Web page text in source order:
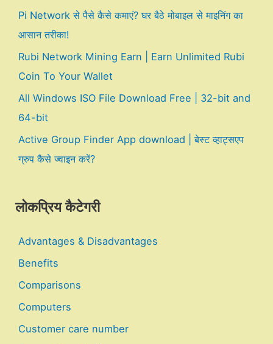
Pi Network से पैसे कैसे कमाएं? घर बैठे मोबाइल से माइनिंग का
आसान तरीका!
Rubi Network Mining Earn | Earn Unlimited Rubi
Coin To Your Wallet
All Windows ISO File Download Free | 32-bit and
64-bit
Active Group Finder App download | बेस्ट व्हाट्सएप
ग्रुप कैसे ज्वाइन करें?
लोकप्रिय कैटेगरी
Advantages & Disadvantages
Benefits
Comparisons
Computers
Customer care number